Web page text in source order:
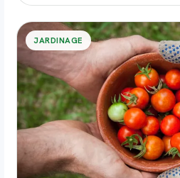
JARDINAGE